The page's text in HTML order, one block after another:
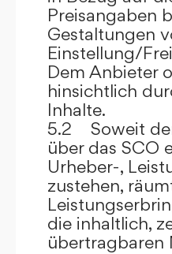
Preisangaben
Gestaltungen
Einstellung/
Dem Anbieter
hinsichtlich
Inhalte.
5.2 Soweit
über das SCO
Urheber-,
zustehen,
die inhaltlich,
übertragbaren